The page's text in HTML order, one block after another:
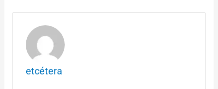
etcétera